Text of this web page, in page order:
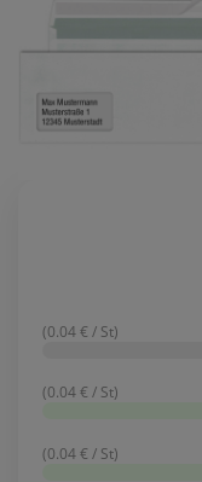
(0.04 € / St)
(0.04 € / St)
(0.04 € / St)